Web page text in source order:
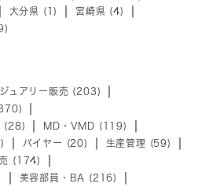
大分県 (1)
宮崎県 (4)
ュアリー販売 (203)
(28)
MD・VMD (119)
バイヤー (20)
生産管理 (59)
売 (174)
美容部員・BA (216)